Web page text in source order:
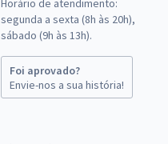
Horário de atendimento:
segunda a sexta (8h às 20h),
sábado (9h às 13h).
Foi aprovado?
Envie-nos a sua história!